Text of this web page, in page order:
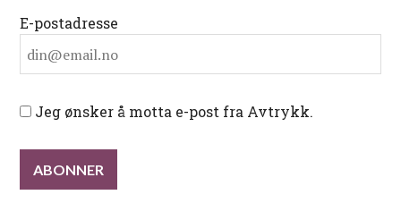
E-postadresse
Jeg ønsker å motta e-post fra Avtrykk.